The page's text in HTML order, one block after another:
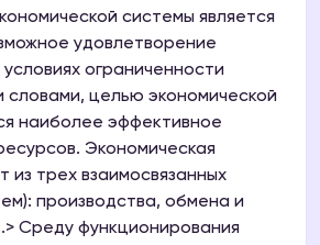
системы является
удовлетворение
ограниченности
словами, целью экономической
наиболее эффективное
Экономическая
из трех взаимосвязанных
производства, обмена и
Среду функционирования